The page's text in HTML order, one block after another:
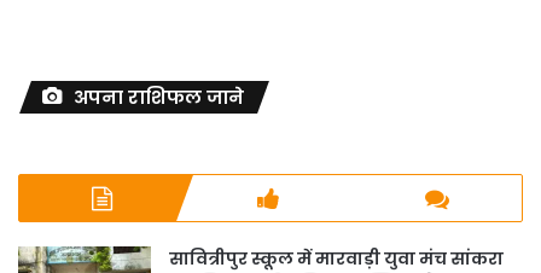
अपना राशिफल जाने
सावित्रीपुर स्कूल में मारवाड़ी युवा मंच सांकरा